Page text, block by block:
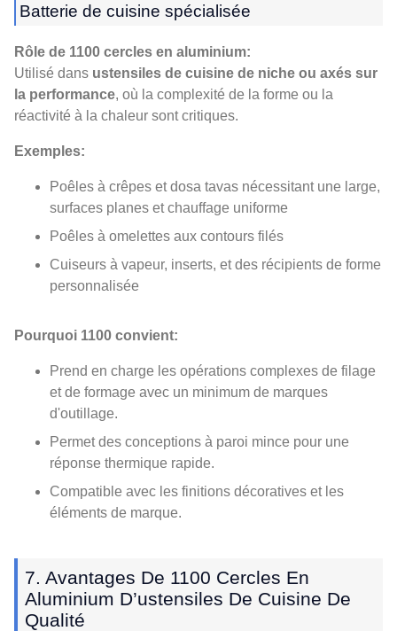
Batterie de cuisine spécialisée
Rôle de 1100 cercles en aluminium:
Utilisé dans ustensiles de cuisine de niche ou axés sur
la performance, où la complexité de la forme ou la
réactivité à la chaleur sont critiques.
Exemples:
Poêles à crêpes et dosa tavas nécessitant une large,
surfaces planes et chauffage uniforme
Poêles à omelettes aux contours filés
Cuiseurs à vapeur, inserts, et des récipients de forme
personnalisée
Pourquoi 1100 convient:
Prend en charge les opérations complexes de filage
et de formage avec un minimum de marques
d'outillage.
Permet des conceptions à paroi mince pour une
réponse thermique rapide.
Compatible avec les finitions décoratives et les
éléments de marque.
7. Avantages De 1100 Cercles En
Aluminium D’ustensiles De Cuisine De
Qualité